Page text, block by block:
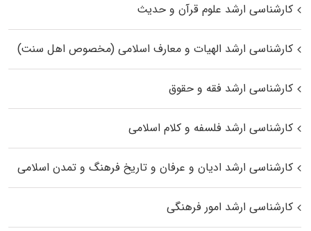
کارشناسی ارشد علوم قرآن و حدیث
کارشناسی ارشد الهیات و معارف اسلامی (مخصوص اهل سنت)
کارشناسی ارشد فقه و حقوق
کارشناسی ارشد فلسفه و کلام اسلامی
کارشناسی ارشد ادیان و عرفان و تاریخ فرهنگ و تمدن اسلامی
کارشناسی ارشد امور فرهنگی